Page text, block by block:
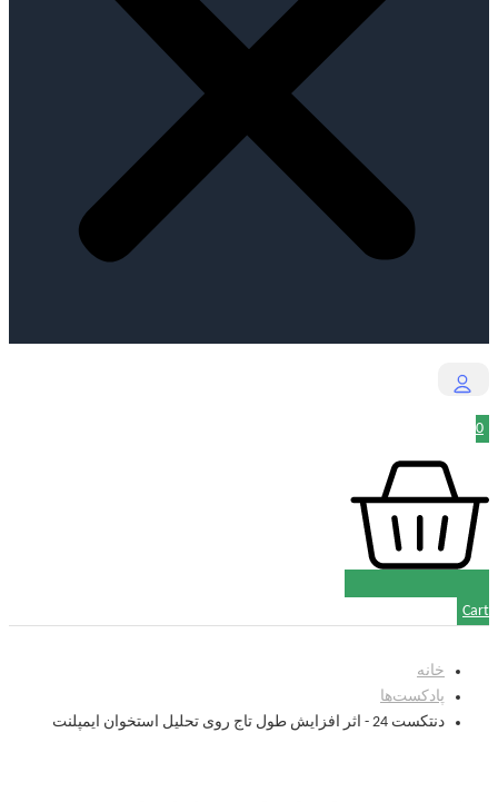
0
Cart
خانه
پادکست‌‌ها
دنتکست 24 - اثر افزایش طول تاج روی تحلیل استخوان ایمپلنت